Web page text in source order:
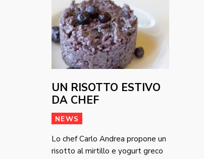
UN RISOTTO ESTIVO
DA CHEF
NEWS
Lo chef Carlo Andrea propone un
risotto al mirtillo e yogurt greco